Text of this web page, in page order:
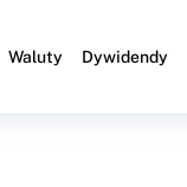
Waluty Dywidendy